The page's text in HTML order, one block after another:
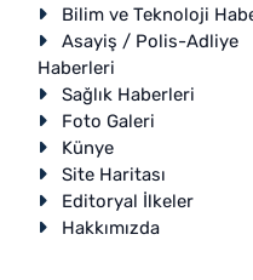
Bilim ve Teknoloji
Asayiş / Polis-Adliye
Haberleri
Sağlık Haberleri
Foto Galeri
Künye
Site Haritası
Editoryal İlkeler
Hakkımızda